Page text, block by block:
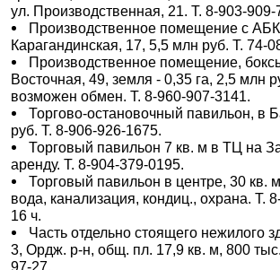
ул. Производственная, 21. Т. 8-903-909-
Производственное помещение с
Карагандинская, 17, 5,5 млн руб. Т. 74-
Производственное помещение,
Восточная, 49, земля - 0,35 га, 2,5 млн
возможен обмен. Т. 8-960-907-3141.
Торгово-остановочный павильон, в
руб. Т. 8-906-926-1675.
Торговый павильон 7 кв. м в ТЦ на
аренду. Т. 8-904-379-0195.
Торговый павильон в центре, 30 кв.
вода, канализация, кондиц., охрана. Т.
16 ч.
Часть отдельно стоящего нежилого
3, Ордж. р-н, общ. пл. 17,9 кв. м, 800
97-27.